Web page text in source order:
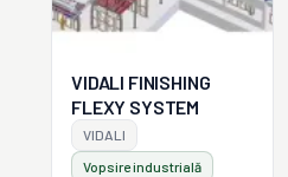
VIDALI FINISHING
FLEXY SYSTEM
VIDALI
Vopsire industrială